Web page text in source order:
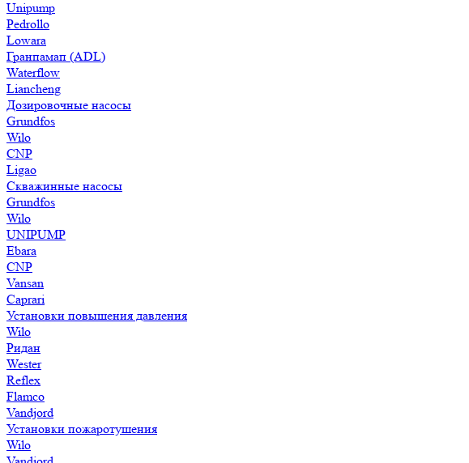
Unipump
Pedrollo
Lowara
Гранпамап (ADL)
Waterflow
Liancheng
Дозировочные насосы
Grundfos
Wilo
CNP
Ligao
Скважинные насосы
Grundfos
Wilo
UNIPUMP
Ebara
CNP
Vansan
Caprari
Установки повышения давления
Wilo
Ридан
Wester
Reflex
Flamco
Vandjord
Установки пожаротушения
Wilo